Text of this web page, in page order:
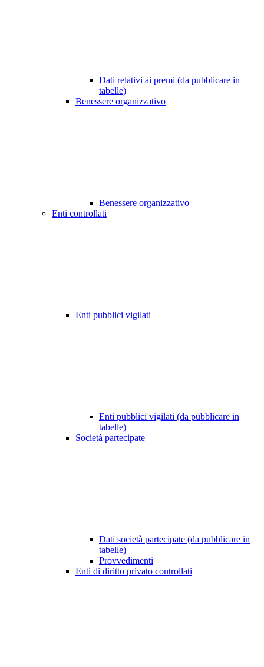
Dati relativi ai premi (da pubblicare in
tabelle)
Benessere organizzativo
Benessere organizzativo
Enti controllati
Enti pubblici vigilati
Enti pubblici vigilati (da pubblicare in
tabelle)
Società partecipate
Dati società partecipate (da pubblicare in
tabelle)
Provvedimenti
Enti di diritto privato controllati